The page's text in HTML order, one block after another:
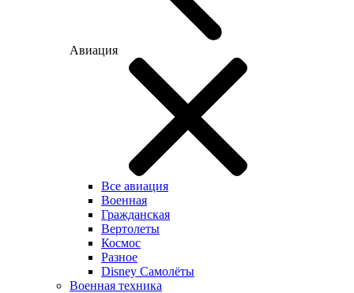
Авиация
Все авиация
Военная
Гражданская
Вертолеты
Космос
Разное
Disney Самолёты
Военная техника